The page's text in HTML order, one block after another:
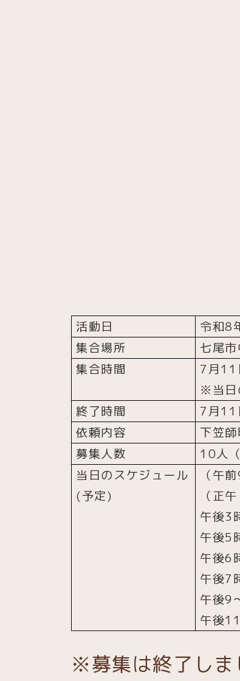
活動日
令和8
集合場所
七尾
集合時間
7月11
※当日
終了時間
7月11
依頼内容
下笠
募集人数
10人
当日のスケジュール
(予定)
（午
（正
午後
午後5
午後6
午後7
午後9
午後
※募集は終了しま